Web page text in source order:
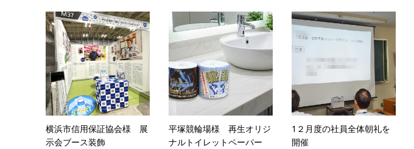
横浜市信用保証協会様 展
示会ブース装飾
平塚競輪場様 再生オリジ
ナルトイレットペーパー
1２月度の社員全体朝礼を
開催